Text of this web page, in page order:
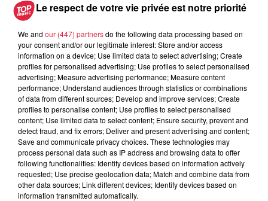
A lire aussi
6 août 2026
À Hoerdt, de l’eau brune sort des
robinets
6 août 2026
Tags antisémites à Strasbourg :
Catherine Trautmann réagit
Le respect de votre vie privée est notre priorité
We and our (447) partnersdo the following data processing based on
your consent and/or our legitimate interest: Store and/or access
information on a device; Use limited data to select advertising; Create
profiles for personalised advertising; Use profiles to select personalised
advertising; Measure advertising performance; Measure content
performance; Understand audiences through statistics or combinations
of data from different sources; Develop and improve services; Create
profiles to personalise content; Use profiles to select personalised
content; Use limited data to select content; Ensure security, prevent and
detect fraud, and fix errors; Deliver and present advertising and content;
Save and communicate privacy choices. These technologies may
process personal data such as IP address and browsing data to offer
following functionalities: Identify devices based on information actively
requested; Use precise geolocation data; Match and combine data from
other data sources; Link different devices; Identify devices based on
information transmitted automatically.